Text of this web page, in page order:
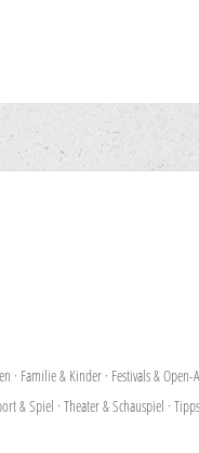
· Familie & Kinder · Festivals & Open-
& Spiel · Theater & Schauspiel · Tipps